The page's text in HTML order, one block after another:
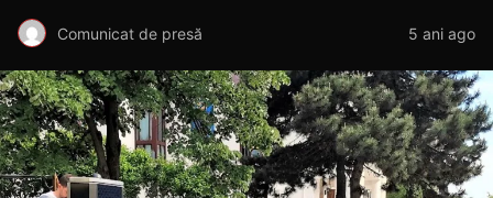
Comunicat de presă 5 ani ago